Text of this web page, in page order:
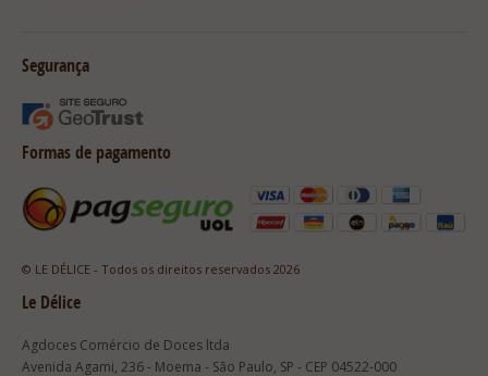
Segurança
Formas de pagamento
© LE DÉLICE - Todos os direitos reservados 2026
Le Délice
Agdoces Comércio de Doces ltda
Avenida Agami, 236 - Moema - São Paulo, SP - CEP 04522-000